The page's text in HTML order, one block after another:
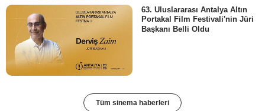
63. Uluslararası Antalya Altın
Portakal Film Festivali'nin Jüri
Başkanı Belli Oldu
Tüm sinema haberleri